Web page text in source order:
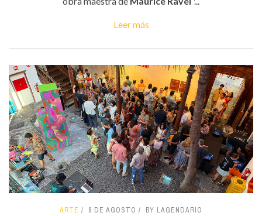
Leer más
ARTE 8 DE AGOSTO BY LAGENDARIO